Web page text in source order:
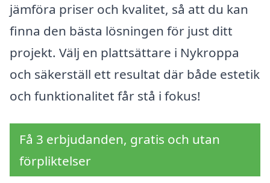
jämföra priser och kvalitet, så att du kan
finna den bästa lösningen för just ditt
projekt. Välj en plattsättare i Nykroppa
och säkerställ ett resultat där både estetik
och funktionalitet får stå i fokus!
Få 3 erbjudanden, gratis och utan
förpliktelser